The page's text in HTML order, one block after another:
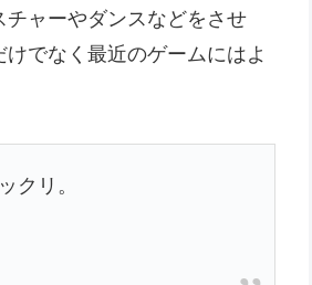
ャーやダンスなどをさせ
でなく最近のゲームにはよ
クリ。